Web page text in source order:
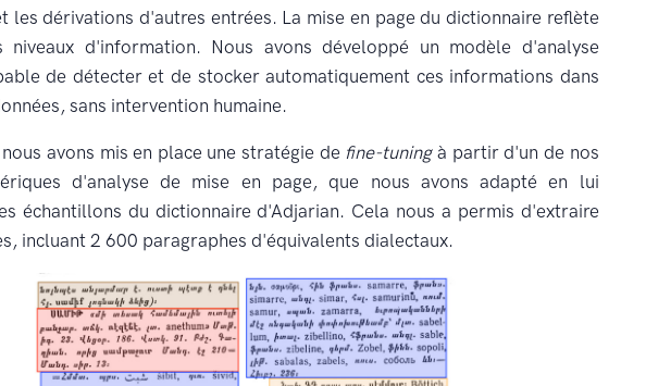
les dérivations d'autres entrées. La mise en page du dictionnaire reflète
niveaux d'information. Nous avons développé un modèle d'analyse
de détecter et de stocker automatiquement ces informations dans
sans intervention humaine.
avons mis en place une stratégie de fine-tuningà partir d'un de nos
d'analyse de mise en page, que nous avons adapté en lui
échantillons du dictionnaire d'Adjarian. Cela nous a permis d'extraire
incluant 2 600 paragraphes d'équivalents dialectaux.